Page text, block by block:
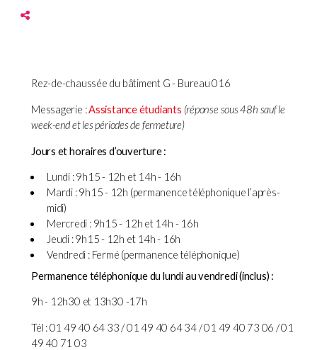
Rez-de-chaussée du bâtiment G - Bureau 016
Messagerie :Assistance étudiants (réponse sous 48h sauf le
week-end et les périodes de fermeture)
Jours et horaires d’ouverture :
Lundi : 9h15 - 12h et 14h - 16h
Mardi : 9h15 - 12h (permanence téléphonique l’après-
midi)
Mercredi : 9h15 - 12h et 14h - 16h
Jeudi : 9h15 - 12h et 14h - 16h
Vendredi : Fermé (permanence téléphonique)
Permanence téléphonique du lundi au vendredi (inclus) :
9h - 12h30 et 13h30 -17h
Tél : 01 49 40 64 33 / 01 49 40 64 34 / 01 49 40 73 06 / 01
49 40 71 03